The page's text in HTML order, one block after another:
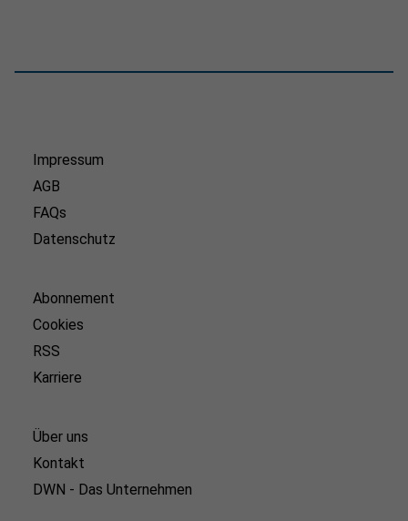
Impressum
AGB
FAQs
Datenschutz
Abonnement
Cookies
RSS
Karriere
Über uns
Kontakt
DWN - Das Unternehmen